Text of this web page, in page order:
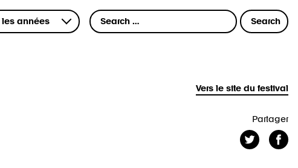
Vers le site du festival
Partager